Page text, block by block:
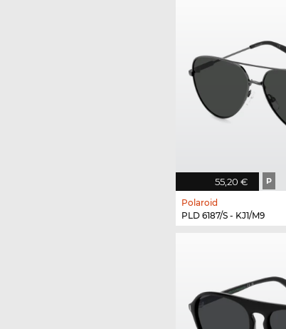
55,20 € P
Polaroid
PLD 6187/S - KJ1/M9